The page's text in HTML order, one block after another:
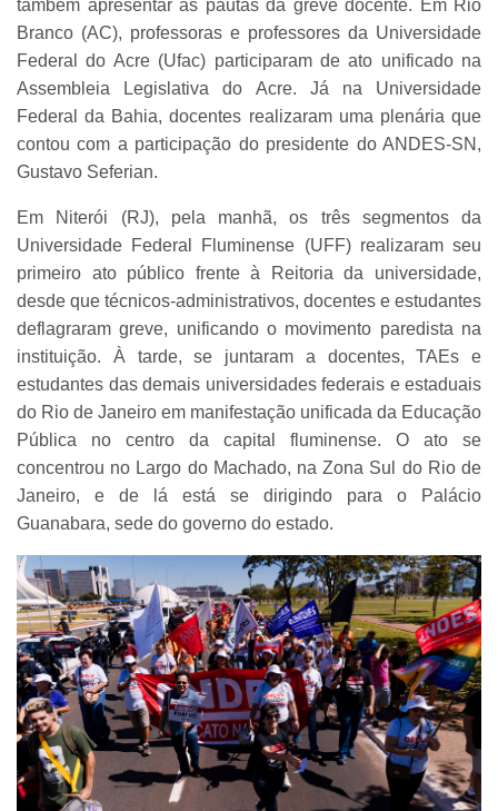
também apresentar as pautas da greve docente. Em Rio
Branco (AC), professoras e professores da Universidade
Federal do Acre (Ufac) participaram de ato unificado na
Assembleia Legislativa do Acre. Já na Universidade
Federal da Bahia, docentes realizaram uma plenária que
contou com a participação do presidente do ANDES-SN,
Gustavo Seferian.
Em Niterói (RJ), pela manhã, os três segmentos da
Universidade Federal Fluminense (UFF) realizaram seu
primeiro ato público frente à Reitoria da universidade,
desde que técnicos-administrativos, docentes e estudantes
deflagraram greve, unificando o movimento paredista na
instituição. À tarde, se juntaram a docentes, TAEs e
estudantes das demais universidades federais e estaduais
do Rio de Janeiro em manifestação unificada da Educação
Pública no centro da capital fluminense. O ato se
concentrou no Largo do Machado, na Zona Sul do Rio de
Janeiro, e de lá está se dirigindo para o Palácio
Guanabara, sede do governo do estado.